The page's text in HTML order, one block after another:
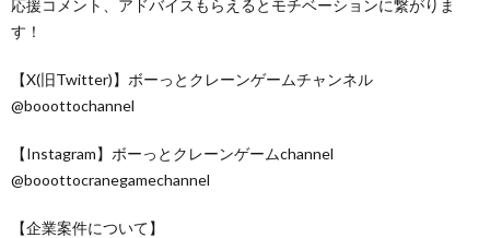
応援コメント、アドバイスもらえるとモチベーションに繋がりま
す！
【X(旧Twitter)】ボーっとクレーンゲームチャンネル
@booottochannel
【Instagram】ボーっとクレーンゲームchannel
@booottocranegamechannel
【企業案件について】